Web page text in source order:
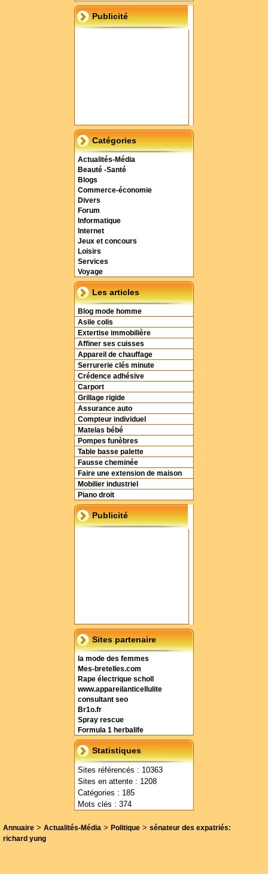
Publicité
Catégories
Actualités-Média
Beauté -Santé
Blogs
Commerce-économie
Divers
Forum
Informatique
Internet
Jeux et concours
Loisirs
Services
Voyage
Les articles
Blog mode homme
Asile colis
Extertise immobilière
Affiner ses cuisses
Appareil de chauffage
Serrurerie clés minute
Crédence adhésive
Carport
Grillage rigide
Assurance auto
Compteur individuel
Matelas bébé
Pompes funèbres
Table basse palette
Fausse cheminée
Faire une extension de maison
Mobilier industriel
Piano droit
Publicité
Sites partenaire
la mode des femmes
Mes-bretelles.com
Rape électrique scholl
www.appareilanticellulite
consultant seo
Br1o.fr
Spray rescue
Formula 1 herbalife
Statistiques
Sites référencés : 10363
Sites en attente : 1208
Catégories : 185
Mots clés : 374
Annuaire > Actualités-Média > Politique > sénateur des expatriés:
richard yung